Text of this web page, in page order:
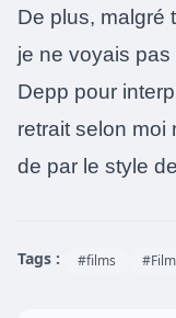
De plus, malgré
je ne voyais
Depp pour
retrait selon moi
de par le style
Tags : #films